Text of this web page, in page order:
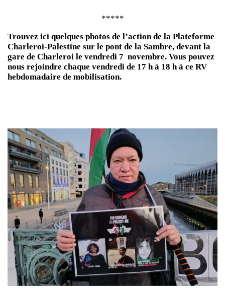
*****
Trouvez ici quelques photos de l’action de la Plateforme
Charleroi-Palestine sur le pont de la Sambre, devant la
gare de Charleroi le vendredi 7 novembre. Vous pouvez
nous rejoindre chaque vendredi de 17 h à 18 h à ce RV
hebdomadaire de mobilisation.